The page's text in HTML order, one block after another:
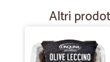
—Eleonora F.
Puntuali e precisi
Altri